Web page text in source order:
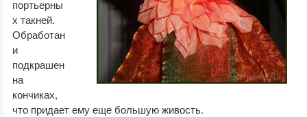
портьерны
х такней.
Обработан
и
подкрашен
на
кончиках,
что придает ему еще большую живость.